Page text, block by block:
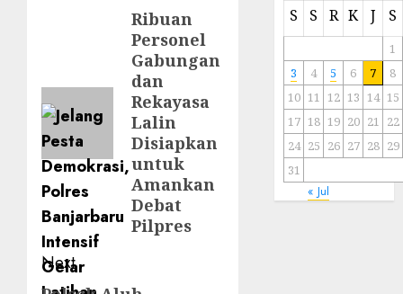
Ribuan
Personel
Gabungan
dan
Rekayasa
Lalin
Disiapkan
untuk
Amankan
Debat
Pilpres
Next
S S R K J S
1
3
4 5 6 7
8
10 11 12 13 14 15
17 18 19 20 21 22
24 25 26 27 28 29
31
« Jul